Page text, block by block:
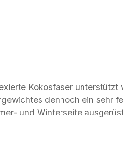
Kokosfaser unterstützt
dennoch ein sehr
und Winterseite
durch